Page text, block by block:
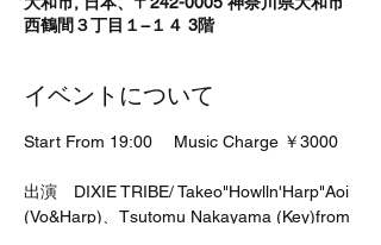
西鶴間３丁目１−１４ 3階
イベントについて
Start From 19:00 　Music Charge ￥3000
出演　DIXIE TRIBE/ Takeo"Howlln'Harp"Aoi
(Vo&Harp)、Tsutomu Nakayama (Key)from